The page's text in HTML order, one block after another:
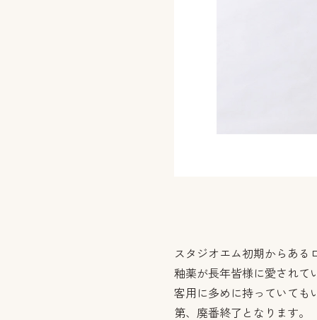
スタジオエム初期からある
釉薬が長年皆様に愛されて
客用に多めに持っていても
第、廃番終了となります。